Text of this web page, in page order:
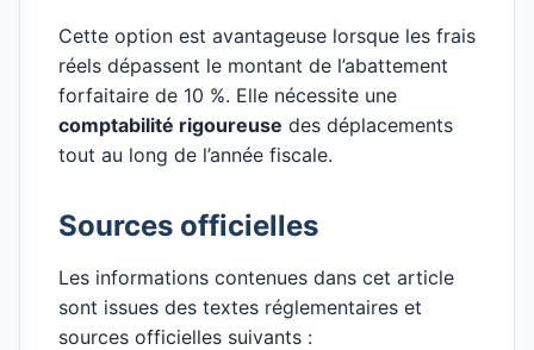
Cette option est avantageuse lorsque les frais
réels dépassent le montant de l’abattement
forfaitaire de 10 %. Elle nécessite une
comptabilité rigoureuse des déplacements
tout au long de l’année fiscale.
Sources officielles
Les informations contenues dans cet article
sont issues des textes réglementaires et
sources officielles suivants :